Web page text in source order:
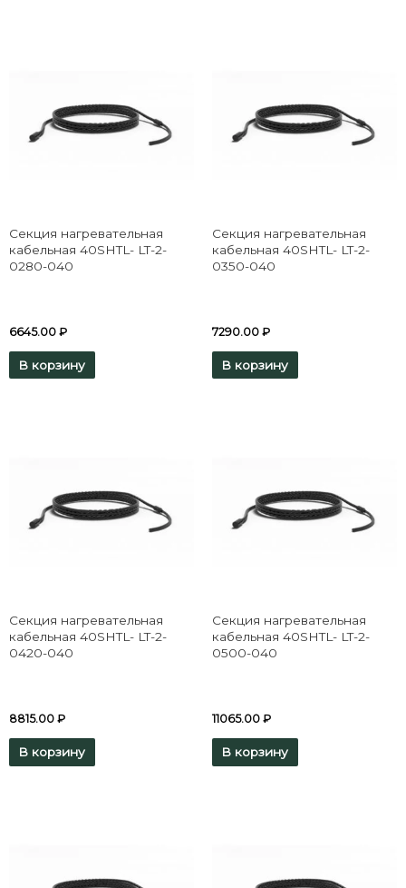
Секция нагревательная
кабельная 40SHTL- LT-2-
0280-040
6645.00 ₽
В корзину
Секция нагревательная
кабельная 40SHTL- LT-2-
0350-040
7290.00 ₽
В корзину
Секция нагревательная
кабельная 40SHTL- LT-2-
0420-040
8815.00 ₽
В корзину
Секция нагревательная
кабельная 40SHTL- LT-2-
0500-040
11065.00 ₽
В корзину